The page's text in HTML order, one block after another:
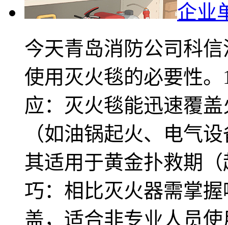
企业
今天青岛消防公司科
使用灭火毯的必要性
应：灭火毯能迅速覆
（如油锅起火、电气
其适用于黄金扑救期
巧：相比灭火器需掌
盖，适合非专业人员使